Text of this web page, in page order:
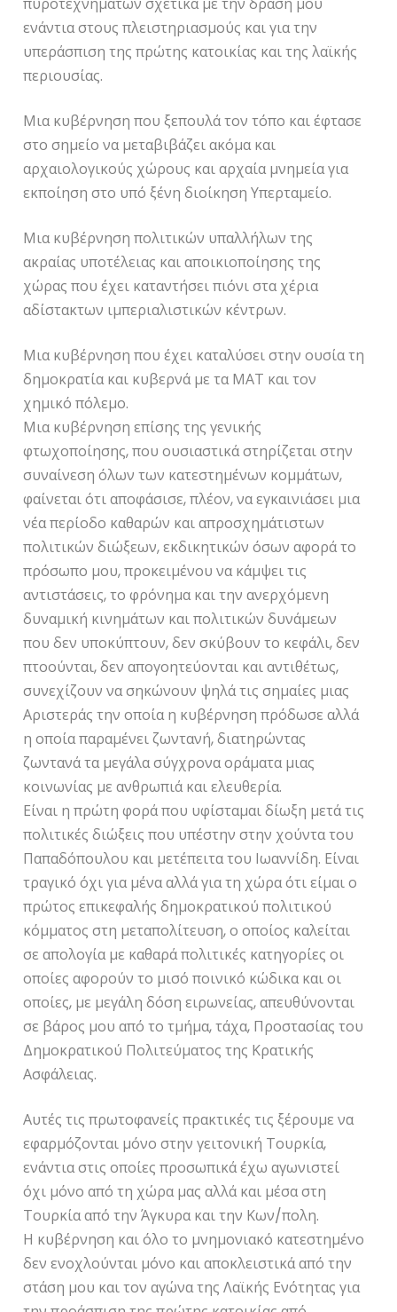
ενάντια στους πλειστηριασμούς και για την
υπεράσπιση της πρώτης κατοικίας και της λαϊκής
περιουσίας.
Μια κυβέρνηση που ξεπουλά τον τόπο και έφτασε
στο σημείο να μεταβιβάζει ακόμα και
αρχαιολογικούς χώρους και αρχαία μνημεία για
εκποίηση στο υπό ξένη διοίκηση Υπερταμείο.
Μια κυβέρνηση πολιτικών υπαλλήλων της
ακραίας υποτέλειας και αποικιοποίησης της
χώρας που έχει καταντήσει πιόνι στα χέρια
αδίστακτων ιμπεριαλιστικών κέντρων.
Μια κυβέρνηση που έχει καταλύσει στην ουσία τη
δημοκρατία και κυβερνά με τα ΜΑΤ και τον
χημικό πόλεμο.
Μια κυβέρνηση επίσης της γενικής
φτωχοποίησης, που ουσιαστικά στηρίζεται στην
συναίνεση όλων των κατεστημένων κομμάτων,
φαίνεται ότι αποφάσισε, πλέον, να εγκαινιάσει μια
νέα περίοδο καθαρών και απροσχημάτιστων
πολιτικών διώξεων, εκδικητικών όσων αφορά το
πρόσωπο μου, προκειμένου να κάμψει τις
αντιστάσεις, το φρόνημα και την ανερχόμενη
δυναμική κινημάτων και πολιτικών δυνάμεων
που δεν υποκύπτουν, δεν σκύβουν το κεφάλι, δεν
πτοούνται, δεν απογοητεύονται και αντιθέτως,
συνεχίζουν να σηκώνουν ψηλά τις σημαίες μιας
Αριστεράς την οποία η κυβέρνηση πρόδωσε αλλά
η οποία παραμένει ζωντανή, διατηρώντας
ζωντανά τα μεγάλα σύγχρονα οράματα μιας
κοινωνίας με ανθρωπιά και ελευθερία.
Είναι η πρώτη φορά που υφίσταμαι δίωξη μετά τις
πολιτικές διώξεις που υπέστην στην χούντα του
Παπαδόπουλου και μετέπειτα του Ιωαννίδη. Είναι
τραγικό όχι για μένα αλλά για τη χώρα ότι είμαι ο
πρώτος επικεφαλής δημοκρατικού πολιτικού
κόμματος στη μεταπολίτευση, ο οποίος καλείται
σε απολογία με καθαρά πολιτικές κατηγορίες οι
οποίες αφορούν το μισό ποινικό κώδικα και οι
οποίες, με μεγάλη δόση ειρωνείας, απευθύνονται
σε βάρος μου από το τμήμα, τάχα, Προστασίας του
Δημοκρατικού Πολιτεύματος της Κρατικής
Ασφάλειας.
Αυτές τις πρωτοφανείς πρακτικές τις ξέρουμε να
εφαρμόζονται μόνο στην γειτονική Τουρκία,
ενάντια στις οποίες προσωπικά έχω αγωνιστεί
όχι μόνο από τη χώρα μας αλλά και μέσα στη
Τουρκία από την Άγκυρα και την Κων/πολη.
Η κυβέρνηση και όλο το μνημονιακό κατεστημένο
δεν ενοχλούνται μόνο και αποκλειστικά από την
στάση μου και τον αγώνα της Λαϊκής Ενότητας για